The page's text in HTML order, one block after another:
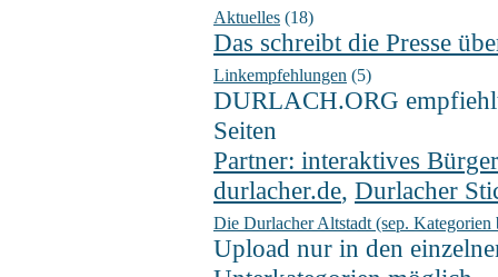
Aktuelles (18)
Das schreibt die Presse
Linkempfehlungen (5)
DURLACH.ORG
Seiten
Partner: interaktives
durlacher.de, Durlacher
Die Durlacher Altstadt (sep. Kategorien
Upload nur in den